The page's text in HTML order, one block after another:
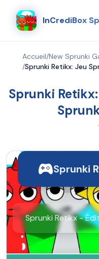
InCrediBox
Accueil/New Sprunki
/Sprunki Retikx: Jeu
Sprunki
Sprunki
Sprunki Retikx -